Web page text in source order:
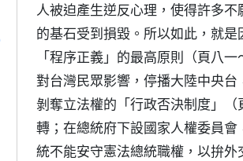
人被迫產生逆反心理，使得許多不
的基石受到損毀。所以如此，就
「程序正義」的最高原則（頁八
對台灣民眾影響，停播大陸中央
剝奪立法權的「行政否決制度」
轉；在總統府下設國家人權委員
統不能安守憲法總統職權，以拚